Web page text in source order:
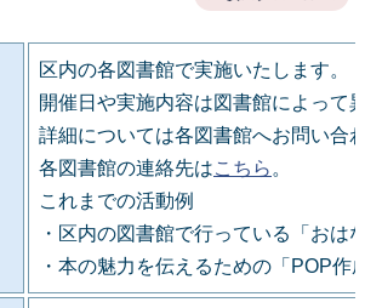
区内の各図書館で実施いたします。
開催日や実施内容は図書館によって
詳細については各図書館へお問い合
各図書館の連絡先はこちら 。
これまでの活動例
・区内の図書館で行っている「おは
・本の魅力を伝えるための「POP